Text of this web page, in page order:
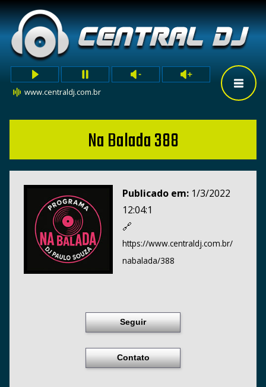
www.centraldj.com.br
Na Balada 388
Publicado em: 1/3/2022
12:04:1
🔗
https://www.centraldj.com.br/
nabalada/388
Seguir
Contato